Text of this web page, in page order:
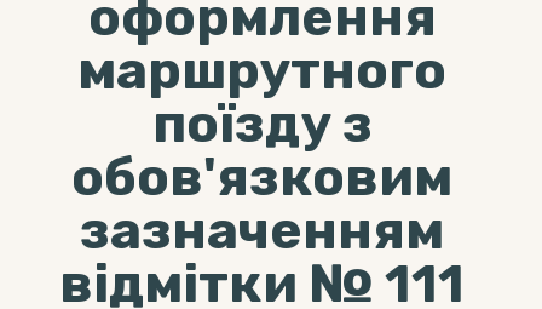
оформлення
маршрутного
поїзду з
обов'язковим
зазначенням
відмітки № 111